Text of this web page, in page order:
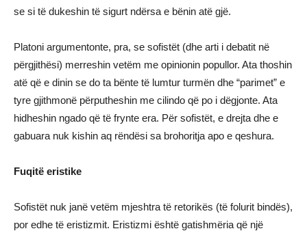
se si të dukeshin të sigurt ndërsa e bënin atë gjë.
Platoni argumentonte, pra, se sofistët (dhe arti i debatit në
përgjithësi) merreshin vetëm me opinionin popullor. Ata thoshin
atë që e dinin se do ta bënte të lumtur turmën dhe “parimet” e
tyre gjithmonë përputheshin me cilindo që po i dëgjonte. Ata
hidheshin ngado që të frynte era. Për sofistët, e drejta dhe e
gabuara nuk kishin aq rëndësi sa brohoritja apo e qeshura.
Fuqitë eristike
Sofistët nuk janë vetëm mjeshtra të retorikës (të folurit bindës),
por edhe të eristizmit. Eristizmi është gatishmëria që një